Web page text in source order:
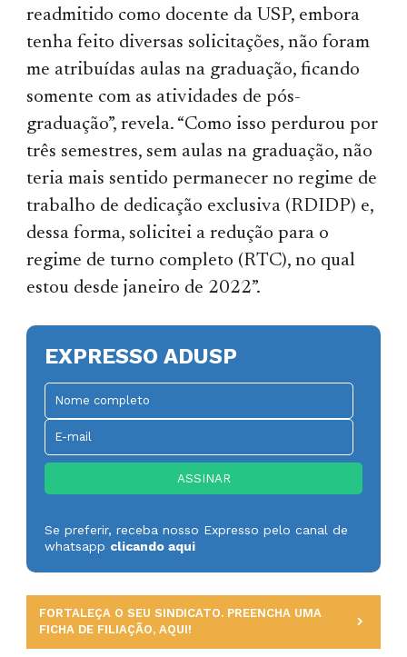
readmitido como docente da USP, embora
tenha feito diversas solicitações, não foram
me atribuídas aulas na graduação, ficando
somente com as atividades de pós-
graduação”, revela. “Como isso perdurou por
três semestres, sem aulas na graduação, não
teria mais sentido permanecer no regime de
trabalho de dedicação exclusiva (RDIDP) e,
dessa forma, solicitei a redução para o
regime de turno completo (RTC), no qual
estou desde janeiro de 2022”.
EXPRESSO ADUSP
Se preferir, receba nosso Expresso pelo canal de
whatsapp clicando aqui
FORTALEÇA O SEU SINDICATO. PREENCHA UMA
FICHA DE FILIAÇÃO, AQUI!